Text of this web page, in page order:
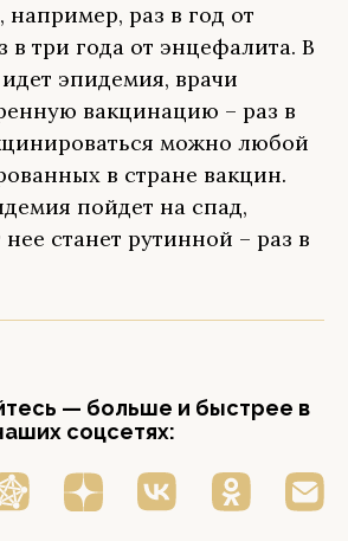
например, раз в год от
в три года от энцефалита. В
идет эпидемия, врачи
вакцинацию – раз в
можно любой
в стране вакцин.
пойдет на спад,
станет рутинной – раз в
— больше и быстрее в
соцсетях: